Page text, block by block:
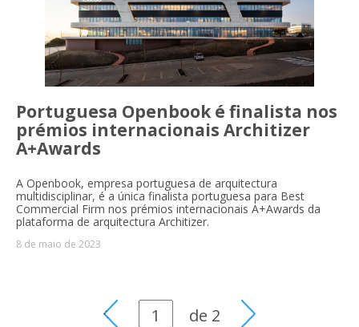
Portuguesa Openbook é finalista nos
prémios internacionais Architizer
A+Awards
A Openbook, empresa portuguesa de arquitectura
multidisciplinar, é a única finalista portuguesa para Best
Commercial Firm nos prémios internacionais A+Awards da
plataforma de arquitectura Architizer.
8 de maio de 2023
de 2